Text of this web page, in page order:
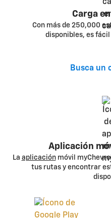
Carga
Con más de 250,000
disponibles, es
Busca un
Aplicación
La aplicaciónmóvil
tus rutas y encontrar